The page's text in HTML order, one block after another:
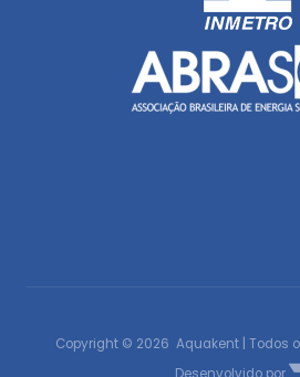
Copyright © 2026 Aquakent | Todos
Desenvolvido por